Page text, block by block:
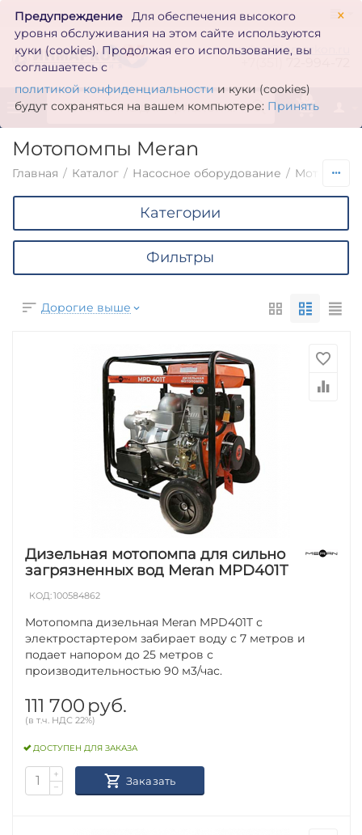
×
Предупреждение
Для обеспечения высокого
уровня обслуживания на этом сайте используются
куки (cookies). Продолжая его использование, вы
соглашаетесь с
политикой конфиденциальности и куки (cookies)
будут сохраняться на вашем компьютере: Принять
zakaz@inmarkon.ru
0
Мотопомпы Meran
Главная / Каталог / Насосное оборудование /
Категории
Фильтры
Дорогие выше
Дизельная мотопомпа для сильно
загрязненных вод Meran MPD401T
КОД:100584862
Мотопомпа дизельная Meran MPD401T с
электростартером забирает воду с 7 метров и
подает напором до 25 метров с
производительностью 90 м3/час.
111 700 руб.
(в т.ч. НДС 22%)
ДОСТУПЕН ДЛЯ ЗАКАЗА
+
−
Заказать